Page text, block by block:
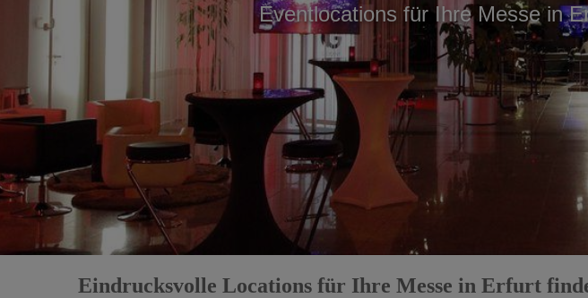
Eventlocations für Ihre Messe in
Eindrucksvolle Locations für Ihre Messe in Erfurt